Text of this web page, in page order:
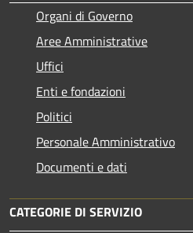
Organi di Governo
Aree Amministrative
Uffici
Enti e fondazioni
Politici
Personale Amministrativo
Documenti e dati
CATEGORIE DI SERVIZIO